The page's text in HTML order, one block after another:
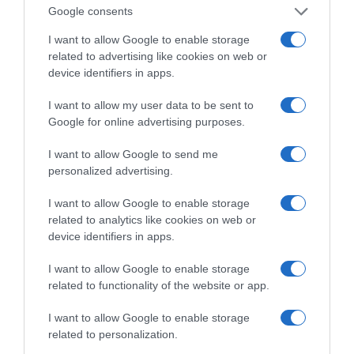
Google consents
I want to allow Google to enable storage
related to advertising like cookies on web or
device identifiers in apps.
I want to allow my user data to be sent to
Google for online advertising purposes.
I want to allow Google to send me
personalized advertising.
I want to allow Google to enable storage
related to analytics like cookies on web or
device identifiers in apps.
I want to allow Google to enable storage
related to functionality of the website or app.
I want to allow Google to enable storage
related to personalization.
Τρίτον, στο ΤΕΚΑ προβλέπεται κατώτατη
επικουρική σύνταξη σε περίπτωση αναπηρίας ή
θανάτου ενεργού ασφαλισμένου, κάτι που δεν
ισχύει στο υφιστάμενο σύστημα επικουρικής
ασφάλισης νοητής κεφαλαιοποίησης.
Ειδικότερα, εάν το υπόλοιπο του ατομικού
λογαριασμού του ασφαλισμένου υπολείπεται
του ποσού των εισφορών ασφαλισμένου με 15